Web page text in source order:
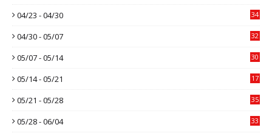
04/23 - 04/30 34
04/30 - 05/07 32
05/07 - 05/14 30
05/14 - 05/21 17
05/21 - 05/28 35
05/28 - 06/04 33